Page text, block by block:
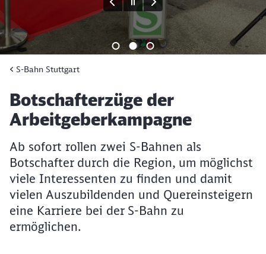
Ende des Sliders
S-Bahn Stuttgart
Artikel:
Botschafterzüge der
Arbeitgeberkampagne
Ab sofort rollen zwei S-Bahnen als
Botschafter durch die Region, um möglichst
viele Interessenten zu finden und damit
vielen Auszubildenden und Quereinsteigern
eine Karriere bei der S-Bahn zu
ermöglichen.